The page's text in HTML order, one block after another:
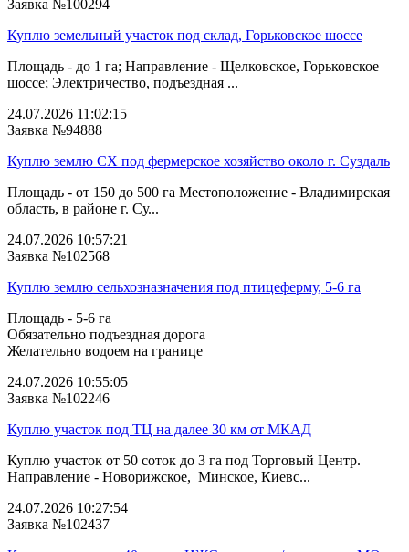
Заявка №100294
Куплю земельный участок под склад, Горьковское шоссе
Площадь - до 1 га; Направление - Щелковское, Горьковское
шоссе; Электричество, подъездная ...
24.07.2026 11:02:15
Заявка №94888
Куплю землю СХ под фермерское хозяйство около г. Суздаль
Площадь - от 150 до 500 га Местоположение - Владимирская
область, в районе г. Су...
24.07.2026 10:57:21
Заявка №102568
Куплю землю сельхозназначения под птицеферму, 5-6 га
Площадь - 5-6 га
Обязательно подъездная дорога
Желательно водоем на границе
24.07.2026 10:55:05
Заявка №102246
Куплю участок под ТЦ на далее 30 км от МКАД
Куплю участок от 50 соток до 3 га под Торговый Центр.
Направление - Новорижское, Минское, Киевс...
24.07.2026 10:27:54
Заявка №102437